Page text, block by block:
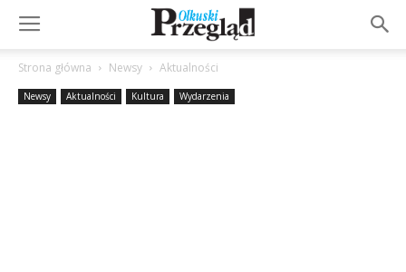
Strona główna Newsy Aktualności
Newsy Aktualności Kultura Wydarzenia